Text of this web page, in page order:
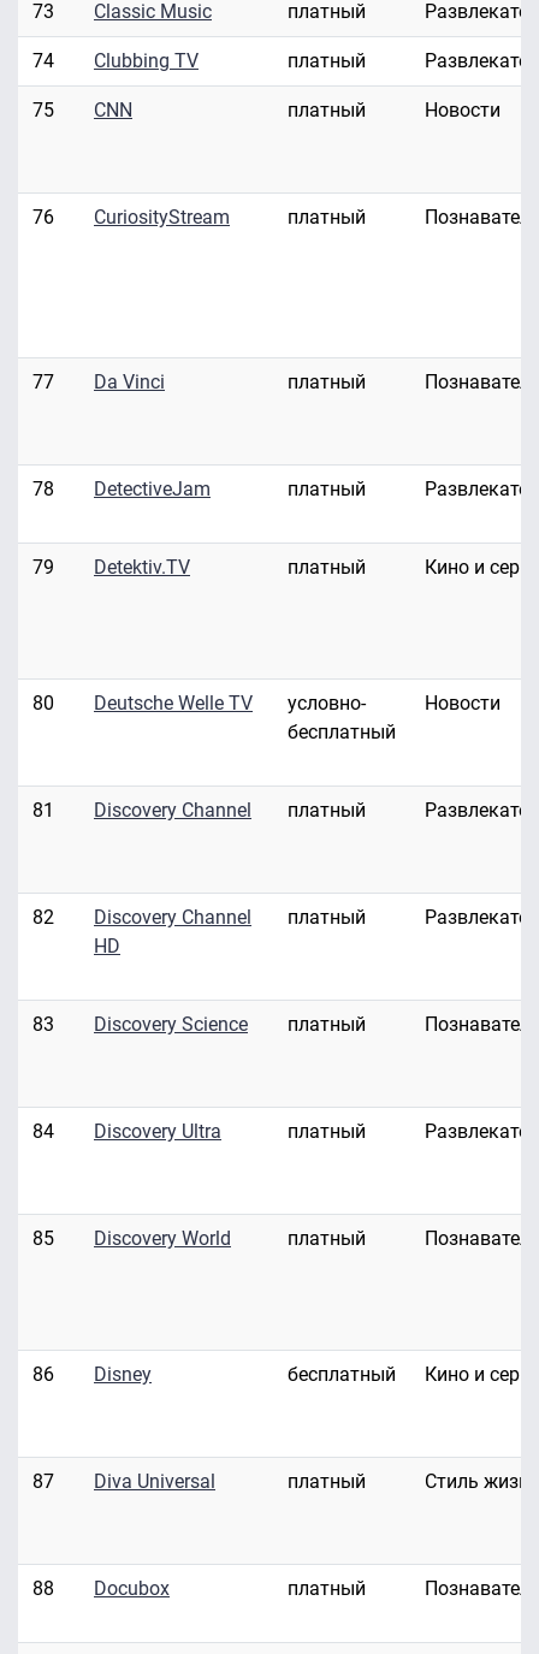
73 Classic Music платный
74 Clubbing TV платный
75 CNN платный Новости
76 CuriosityStream платный
77 Da Vinci платный
78 DetectiveJam платный
79 Detektiv.TV платный Кино и
80 Deutsche Welle TV
условно-
бесплатный
Новости
81 Discovery Channel платный
82
Discovery Channel
HD
платный
83 Discovery Science платный
84 Discovery Ultra платный
85 Discovery World платный
86 Disney бесплатный Кино и
87 Diva Universal платный Стиль жизни
88 Docubox платный